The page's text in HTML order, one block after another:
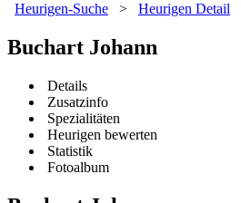
Heurigen-Suche > Heurigen Detail
Buchart Johann
Details
Zusatzinfo
Spezialitäten
Heurigen bewerten
Statistik
Fotoalbum